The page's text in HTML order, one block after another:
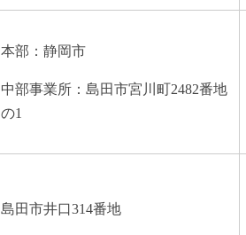
本部：静岡市
中部事業所：島田市宮川町2482番地
の1
島田市井口314番地